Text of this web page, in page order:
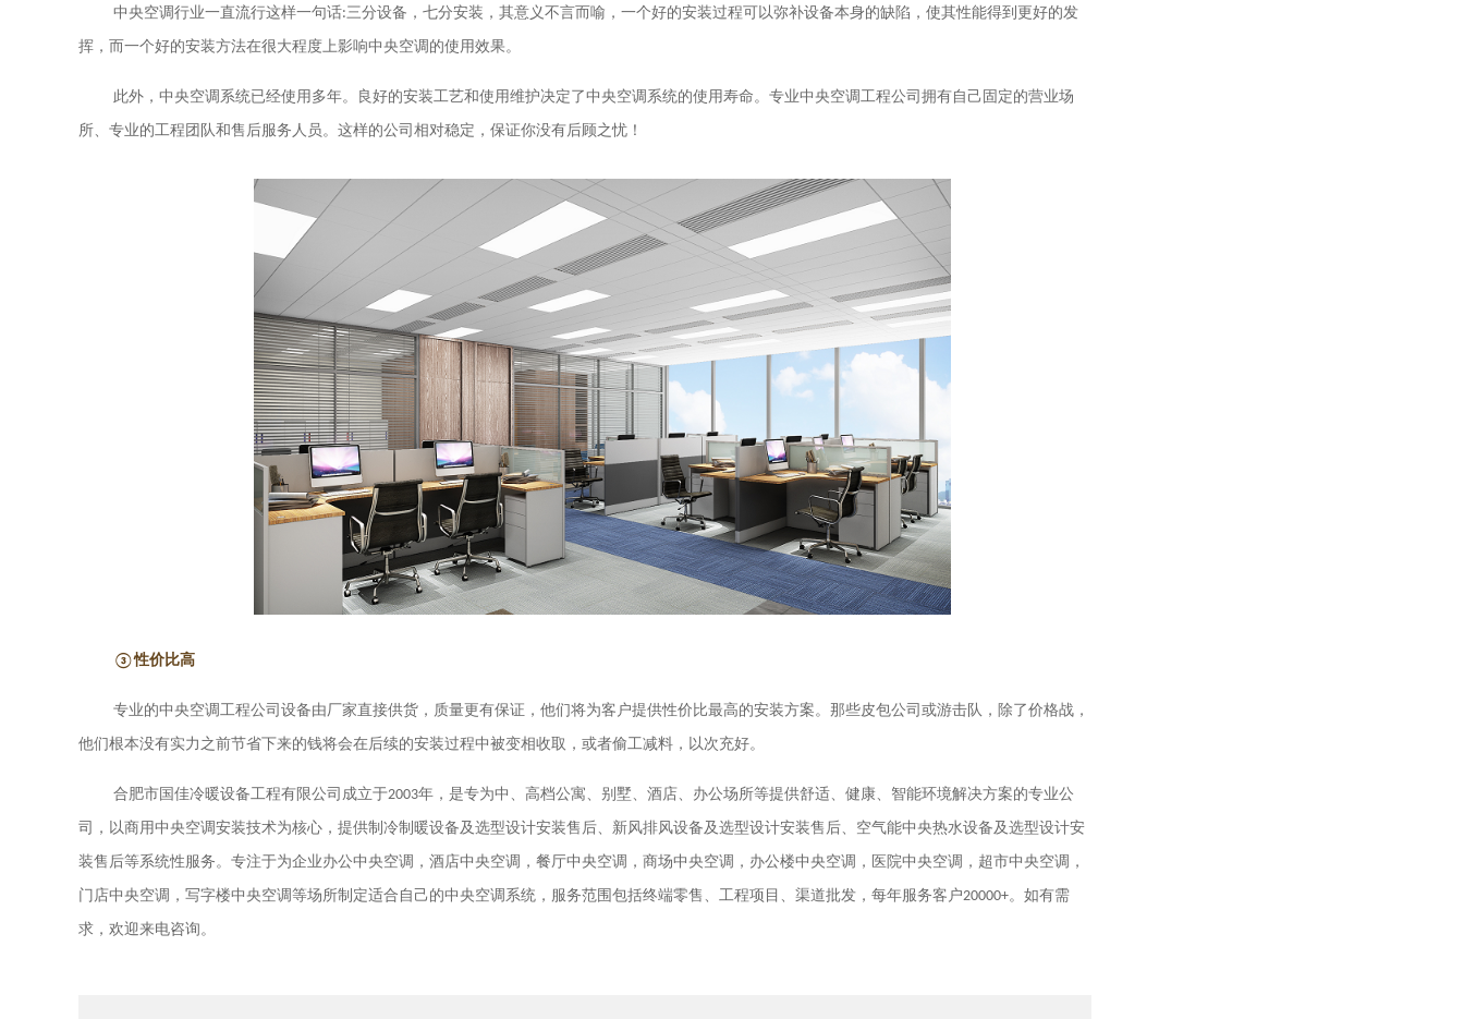
中央空调行业一直流行这样一句话:三分设备，七分安装，其意义不言而喻，一个好的安装过程可以弥补设备本身的缺陷，使其性能得到更好的发
挥，而一个好的安装方法在很大程度上影响中央空调的使用效果。
此外，中央空调系统已经使用多年。良好的安装工艺和使用维护决定了中央空调系统的使用寿命。专业中央空调工程公司拥有自己固定的营业场
所、专业的工程团队和售后服务人员。这样的公司相对稳定，保证你没有后顾之忧！
③性价比高
专业的中央空调工程公司设备由厂家直接供货，质量更有保证，他们将为客户提供性价比最高的安装方案。那些皮包公司或游击队，除了价格战，
他们根本没有实力之前节省下来的钱将会在后续的安装过程中被变相收取，或者偷工减料，以次充好。
合肥市国佳冷暖设备工程有限公司成立于2003年，是专为中、高档公寓、别墅、酒店、办公场所等提供舒适、健康、智能环境解决方案的专业公
司，以商用中央空调安装技术为核心，提供制冷制暖设备及选型设计安装售后、新风排风设备及选型设计安装售后、空气能中央热水设备及选型设计安
装售后等系统性服务。专注于为企业办公中央空调，酒店中央空调，餐厅中央空调，商场中央空调，办公楼中央空调，医院中央空调，超市中央空调，
门店中央空调，写字楼中央空调等场所制定适合自己的中央空调系统，服务范围包括终端零售、工程项目、渠道批发，每年服务客户20000+。如有需
求，欢迎来电咨询。